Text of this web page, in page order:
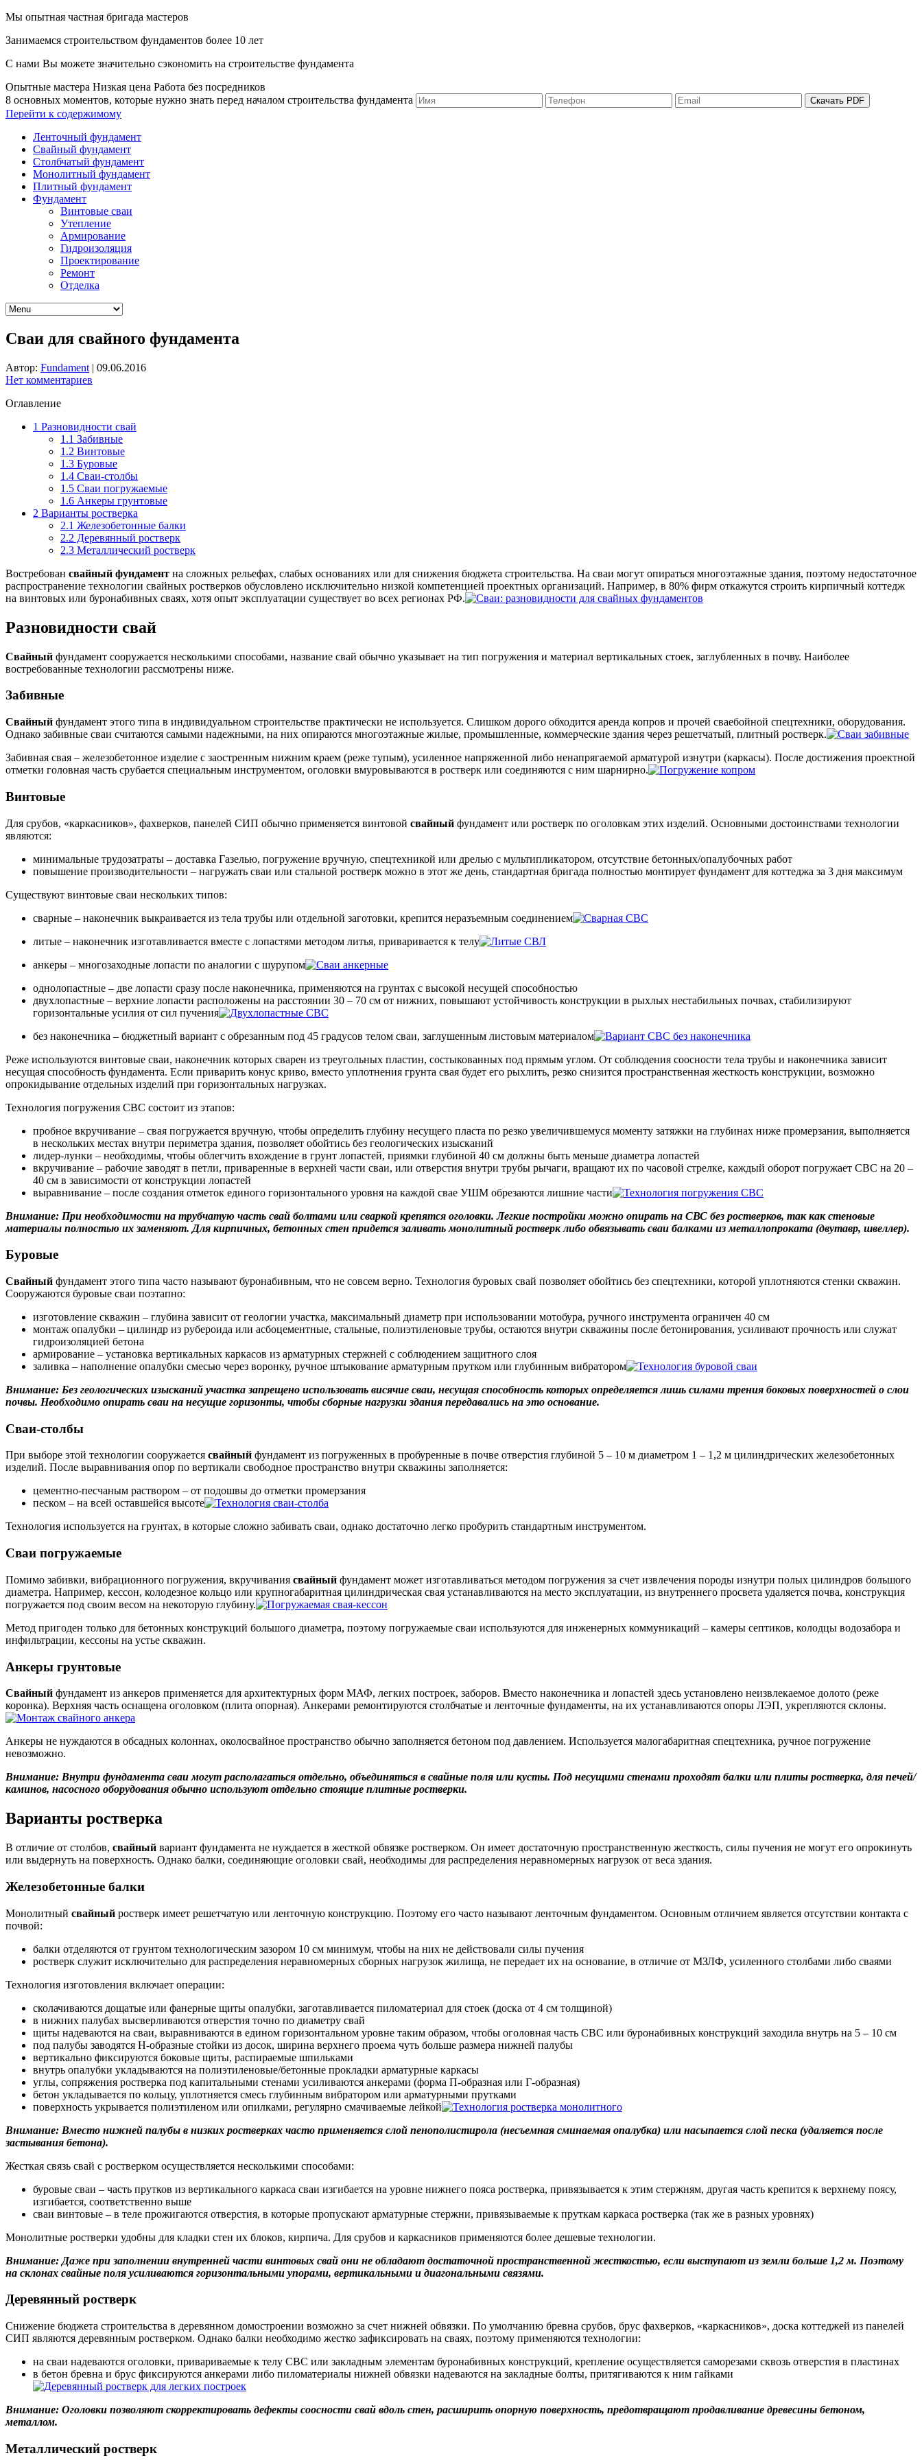
Мы опытная частная бригада мастеров
Занимаемся строительством фундаментов более 10 лет
С нами Вы можете значительно сэкономить на строительстве фундамента
Опытные мастера Низкая цена Работа без посредников
8 основных моментов, которые нужно знать перед началом строительства фундамента
Скачать PDF
Перейти к содержимому
Ленточный фундамент
Свайный фундамент
Столбчатый фундамент
Монолитный фундамент
Плитный фундамент
Фундамент
Винтовые сваи
Утепление
Армирование
Гидроизоляция
Проектирование
Ремонт
Отделка
Сваи для свайного фундамента
Автор: Fundament | 09.06.2016
Нет комментариев
Оглавление
1 Разновидности свай
1.1 Забивные
1.2 Винтовые
1.3 Буровые
1.4 Сваи-столбы
1.5 Сваи погружаемые
1.6 Анкеры грунтовые
2 Варианты ростверка
2.1 Железобетонные балки
2.2 Деревянный ростверк
2.3 Металлический ростверк
Востребован свайный фундамент на сложных рельефах, слабых основаниях или для снижения бюджета строительства. На сваи могут опираться многоэтажные здания, поэтому недостаточное
распространение технологии свайных ростверков обусловлено исключительно низкой компетенцией проектных организаций. Например, в 80% фирм откажутся строить кирпичный коттедж
на винтовых или буронабивных сваях, хотя опыт эксплуатации существует во всех регионах РФ.
Разновидности свай
Свайный фундамент сооружается несколькими способами, название свай обычно указывает на тип погружения и материал вертикальных стоек, заглубленных в почву. Наиболее
востребованные технологии рассмотрены ниже.
Забивные
Свайный фундамент этого типа в индивидуальном строительстве практически не используется. Слишком дорого обходится аренда копров и прочей сваебойной спецтехники, оборудования.
Однако забивные сваи считаются самыми надежными, на них опираются многоэтажные жилые, промышленные, коммерческие здания через решетчатый, плитный ростверк.
Забивная свая – железобетонное изделие с заостренным нижним краем (реже тупым), усиленное напряженной либо ненапрягаемой арматурой изнутри (каркасы). После достижения проектной
отметки головная часть срубается специальным инструментом, оголовки вмуровываются в ростверк или соединяются с ним шарнирно.
Винтовые
Для срубов, «каркасников», фахверков, панелей СИП обычно применяется винтовой свайный фундамент или ростверк по оголовкам этих изделий. Основными достоинствами технологии
являются:
минимальные трудозатраты – доставка Газелью, погружение вручную, спецтехникой или дрелью с мультипликатором, отсутствие бетонных/опалубочных работ
повышение производительности – нагружать сваи или стальной ростверк можно в этот же день, стандартная бригада полностью монтирует фундамент для коттеджа за 3 дня максимум
Существуют винтовые сваи нескольких типов:
сварные – наконечник выкраивается из тела трубы или отдельной заготовки, крепится неразъемным соединением
литые – наконечник изготавливается вместе с лопастями методом литья, приваривается к телу
анкеры – многозаходные лопасти по аналогии с шурупом
однолопастные – две лопасти сразу после наконечника, применяются на грунтах с высокой несущей способностью
двухлопастные – верхние лопасти расположены на расстоянии 30 – 70 см от нижних, повышают устойчивость конструкции в рыхлых нестабильных почвах, стабилизируют
горизонтальные усилия от сил пучения
без наконечника – бюджетный вариант с обрезанным под 45 градусов телом сваи, заглушенным листовым материалом
Реже используются винтовые сваи, наконечник которых сварен из треугольных пластин, состыкованных под прямым углом. От соблюдения соосности тела трубы и наконечника зависит
несущая способность фундамента. Если приварить конус криво, вместо уплотнения грунта свая будет его рыхлить, резко снизится пространственная жесткость конструкции, возможно
опрокидывание отдельных изделий при горизонтальных нагрузках.
Технология погружения СВС состоит из этапов:
пробное вкручивание – свая погружается вручную, чтобы определить глубину несущего пласта по резко увеличившемуся моменту затяжки на глубинах ниже промерзания, выполняется
в нескольких местах внутри периметра здания, позволяет обойтись без геологических изысканий
лидер-лунки – необходимы, чтобы облегчить вхождение в грунт лопастей, приямки глубиной 40 см должны быть меньше диаметра лопастей
вкручивание – рабочие заводят в петли, приваренные в верхней части сваи, или отверстия внутри трубы рычаги, вращают их по часовой стрелке, каждый оборот погружает СВС на 20 –
40 см в зависимости от конструкции лопастей
выравнивание – после создания отметок единого горизонтального уровня на каждой свае УШМ обрезаются лишние части
Внимание: При необходимости на трубчатую часть свай болтами или сваркой крепятся оголовки. Легкие постройки можно опирать на СВС без ростверков, так как стеновые
материалы полностью их заменяют. Для кирпичных, бетонных стен придется заливать монолитный ростверк либо обвязывать сваи балками из металлопроката (двутавр, швеллер).
Буровые
Свайный фундамент этого типа часто называют буронабивным, что не совсем верно. Технология буровых свай позволяет обойтись без спецтехники, которой уплотняются стенки скважин.
Сооружаются буровые сваи поэтапно:
изготовление скважин – глубина зависит от геологии участка, максимальный диаметр при использовании мотобура, ручного инструмента ограничен 40 см
монтаж опалубки – цилиндр из рубероида или асбоцементные, стальные, полиэтиленовые трубы, остаются внутри скважины после бетонирования, усиливают прочность или служат
гидроизоляцией бетона
армирование – установка вертикальных каркасов из арматурных стержней с соблюдением защитного слоя
заливка – наполнение опалубки смесью через воронку, ручное штыкование арматурным прутком или глубинным вибратором
Внимание: Без геологических изысканий участка запрещено использовать висячие сваи, несущая способность которых определяется лишь силами трения боковых поверхностей о слои
почвы. Необходимо опирать сваи на несущие горизонты, чтобы сборные нагрузки здания передавались на это основание.
Сваи-столбы
При выборе этой технологии сооружается свайный фундамент из погруженных в пробуренные в почве отверстия глубиной 5 – 10 м диаметром 1 – 1,2 м цилиндрических железобетонных
изделий. После выравнивания опор по вертикали свободное пространство внутри скважины заполняется:
цементно-песчаным раствором – от подошвы до отметки промерзания
песком – на всей оставшейся высоте
Технология используется на грунтах, в которые сложно забивать сваи, однако достаточно легко пробурить стандартным инструментом.
Сваи погружаемые
Помимо забивки, вибрационного погружения, вкручивания свайный фундамент может изготавливаться методом погружения за счет извлечения породы изнутри полых цилиндров большого
диаметра. Например, кессон, колодезное кольцо или крупногабаритная цилиндрическая свая устанавливаются на место эксплуатации, из внутреннего просвета удаляется почва, конструкция
погружается под своим весом на некоторую глубину.
Метод пригоден только для бетонных конструкций большого диаметра, поэтому погружаемые сваи используются для инженерных коммуникаций – камеры септиков, колодцы водозабора и
инфильтрации, кессоны на устье скважин.
Анкеры грунтовые
Свайный фундамент из анкеров применяется для архитектурных форм МАФ, легких построек, заборов. Вместо наконечника и лопастей здесь установлено неизвлекаемое долото (реже
коронка). Верхняя часть оснащена оголовком (плита опорная). Анкерами ремонтируются столбчатые и ленточные фундаменты, на их устанавливаются опоры ЛЭП, укрепляются склоны.
Анкеры не нуждаются в обсадных колоннах, околосвайное пространство обычно заполняется бетоном под давлением. Используется малогабаритная спецтехника, ручное погружение
невозможно.
Внимание: Внутри фундамента сваи могут располагаться отдельно, объединяться в свайные поля или кусты. Под несущими стенами проходят балки или плиты ростверка, для печей/
каминов, насосного оборудования обычно используют отдельно стоящие плитные ростверки.
Варианты ростверка
В отличие от столбов, свайный вариант фундамента не нуждается в жесткой обвязке ростверком. Он имеет достаточную пространственную жесткость, силы пучения не могут его опрокинуть
или выдернуть на поверхность. Однако балки, соединяющие оголовки свай, необходимы для распределения неравномерных нагрузок от веса здания.
Железобетонные балки
Монолитный свайный ростверк имеет решетчатую или ленточную конструкцию. Поэтому его часто называют ленточным фундаментом. Основным отличием является отсутствии контакта с
почвой:
балки отделяются от грунтом технологическим зазором 10 см минимум, чтобы на них не действовали силы пучения
ростверк служит исключительно для распределения неравномерных сборных нагрузок жилища, не передает их на основание, в отличие от МЗЛФ, усиленного столбами либо сваями
Технология изготовления включает операции:
сколачиваются дощатые или фанерные щиты опалубки, заготавливается пиломатериал для стоек (доска от 4 см толщиной)
в нижних палубах высверливаются отверстия точно по диаметру свай
щиты надеваются на сваи, выравниваются в едином горизонтальном уровне таким образом, чтобы оголовная часть СВС или буронабивных конструкций заходила внутрь на 5 – 10 см
под палубы заводятся Н-образные стойки из досок, ширина верхнего проема чуть больше размера нижней палубы
вертикально фиксируются боковые щиты, распираемые шпильками
внутрь опалубки укладываются на полиэтиленовые/бетонные прокладки арматурные каркасы
углы, сопряжения ростверка под капитальными стенами усиливаются анкерами (форма П-образная или Г-образная)
бетон укладывается по кольцу, уплотняется смесь глубинным вибратором или арматурными прутками
поверхность укрывается полиэтиленом или опилками, регулярно смачиваемые лейкой
Внимание: Вместо нижней палубы в низких ростверках часто применяется слой пенополистирола (несъемная сминаемая опалубка) или насыпается слой песка (удаляется после
застывания бетона).
Жесткая связь свай с ростверком осуществляется несколькими способами:
буровые сваи – часть прутков из вертикального каркаса сваи изгибается на уровне нижнего пояса ростверка, привязывается к этим стержням, другая часть крепится к верхнему поясу,
изгибается, соответственно выше
сваи винтовые – в теле прожигаются отверстия, в которые пропускают арматурные стержни, привязываемые к пруткам каркаса ростверка (так же в разных уровнях)
Монолитные ростверки удобны для кладки стен их блоков, кирпича. Для срубов и каркасников применяются более дешевые технологии.
Внимание: Даже при заполнении внутренней части винтовых свай они не обладают достаточной пространственной жесткостью, если выступают из земли больше 1,2 м. Поэтому
на склонах свайные поля усиливаются горизонтальными упорами, вертикальными и диагональными связями.
Деревянный ростверк
Снижение бюджета строительства в деревянном домостроении возможно за счет нижней обвязки. По умолчанию бревна срубов, брус фахверков, «каркасников», доска коттеджей из панелей
СИП являются деревянным ростверком. Однако балки необходимо жестко зафиксировать на сваях, поэтому применяются технологии:
на сваи надеваются оголовки, привариваемые к телу СВС или закладным элементам буронабивных конструкций, крепление осуществляется саморезами сквозь отверстия в пластинах
в бетон бревна и брус фиксируются анкерами либо пиломатериалы нижней обвязки надеваются на закладные болты, притягиваются к ним гайками
Внимание: Оголовки позволяют скорректировать дефекты соосности свай вдоль стен, расширить опорную поверхность, предотвращают продавливание древесины бетоном,
металлом.
Металлический ростверк